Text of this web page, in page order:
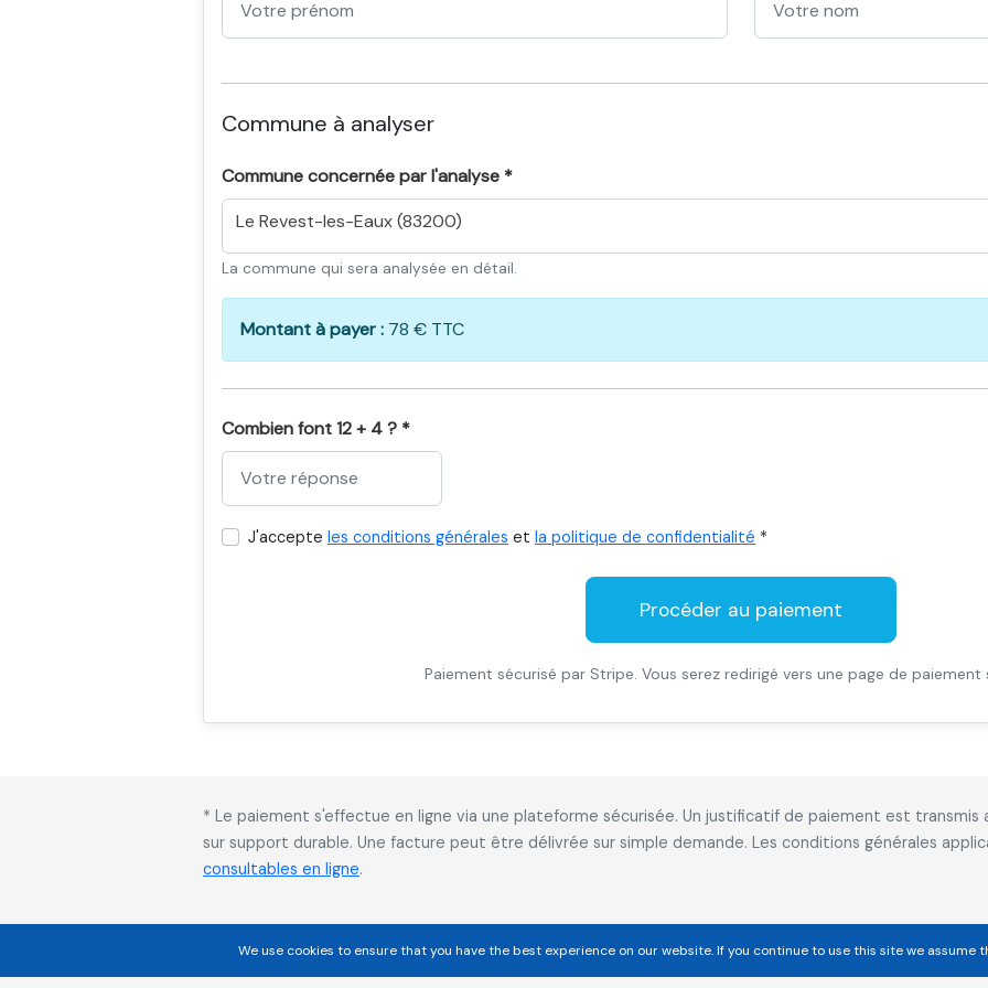
Commune à analyser
Commune concernée par l'analyse *
Le Revest-les-Eaux (83200)
La commune qui sera analysée en détail.
Montant à payer : 78 € TTC
Combien font 12 + 4 ? *
J'accepte les conditions générales et la politique de confidentialité *
Procéder au paiement
Paiement sécurisé par Stripe. Vous serez redirigé vers une page de paiement
* Le paiement s'effectue en ligne via une plateforme sécurisée. Un justificatif de paiement est
sur support durable. Une facture peut être délivrée sur simple demande. Les conditions générales
consultables en ligne.
We use cookies to ensure that you have the best experience on our website. If you continue to use this site we assume